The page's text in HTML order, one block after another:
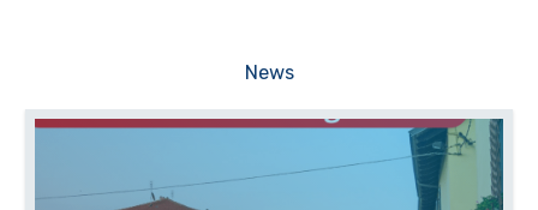
News